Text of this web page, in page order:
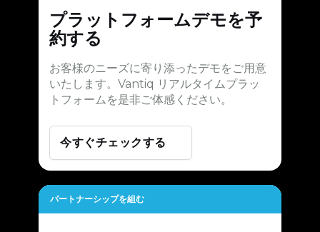
プラットフォームデモを予
約する
お客様のニーズに寄り添ったデモをご用意
いたします。Vantiq リアルタイムプラッ
トフォームを是非ご体感ください。
今すぐチェックする
パートナーシップを組む